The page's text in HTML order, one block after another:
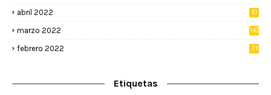
abril 2022
10
marzo 2022 147
febrero 2022 31
Etiquetas